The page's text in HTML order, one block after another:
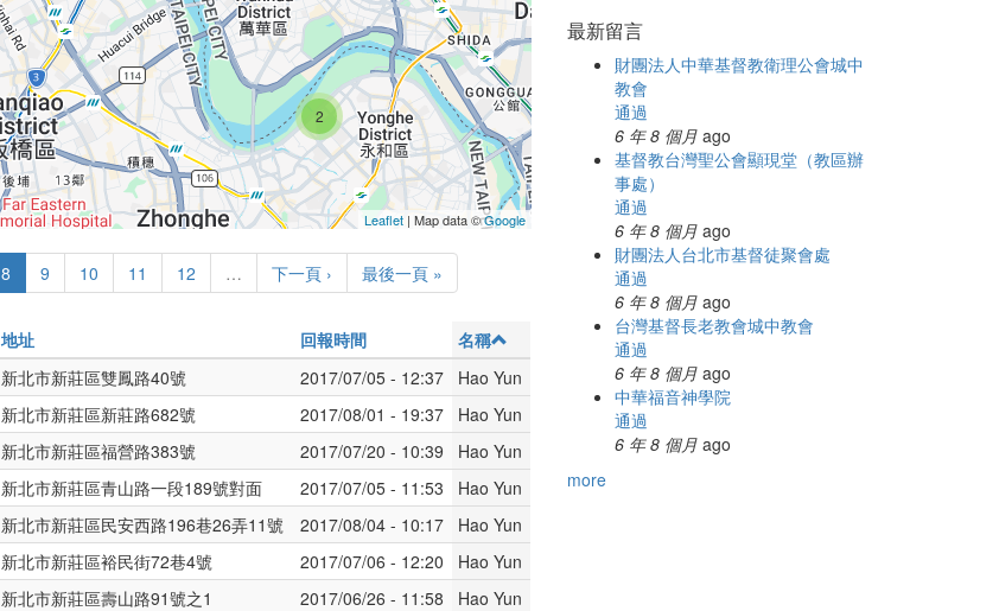
2
Leaflet| Map data ©Google
8 9 10 11 12 … 下一頁 › 最後一頁 »
地址 回報時間
名稱
新北市新莊區雙鳳路40號 2017/07/05 - 12:37
Hao Yun
新北市新莊區新莊路682號 2017/08/01 - 19:37
Hao Yun
新北市新莊區福營路383號 2017/07/20 - 10:39
Hao Yun
新北市新莊區青山路一段189號對面 2017/07/05 - 11:53
Hao Yun
新北市新莊區民安西路196巷26弄11號 2017/08/04 - 10:17
Hao Yun
新北市新莊區裕民街72巷4號 2017/07/06 - 12:20
Hao Yun
新北市新莊區壽山路91號之1 2017/06/26 - 11:58
Hao Yun
最新留言
財團法人中華基督教衛理公會城中
教會
通過
6 年 8 個月ago
基督教台灣聖公會顯現堂（教區辦
事處）
通過
6 年 8 個月ago
財團法人台北市基督徒聚會處
通過
6 年 8 個月ago
台灣基督長老教會城中教會
通過
6 年 8 個月ago
中華福音神學院
通過
6 年 8 個月ago
more